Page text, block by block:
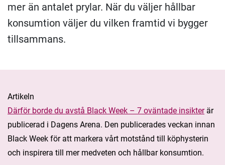
mer än antalet prylar. När du väljer hållbar
konsumtion väljer du vilken framtid vi bygger
tillsammans.
Artikeln
Därför borde du avstå Black Week – 7 oväntade insikterär
publicerad i Dagens Arena. Den publicerades veckan innan
Black Week för att markera vårt motstånd till köphysterin
och inspirera till mer medveten och hållbar konsumtion.